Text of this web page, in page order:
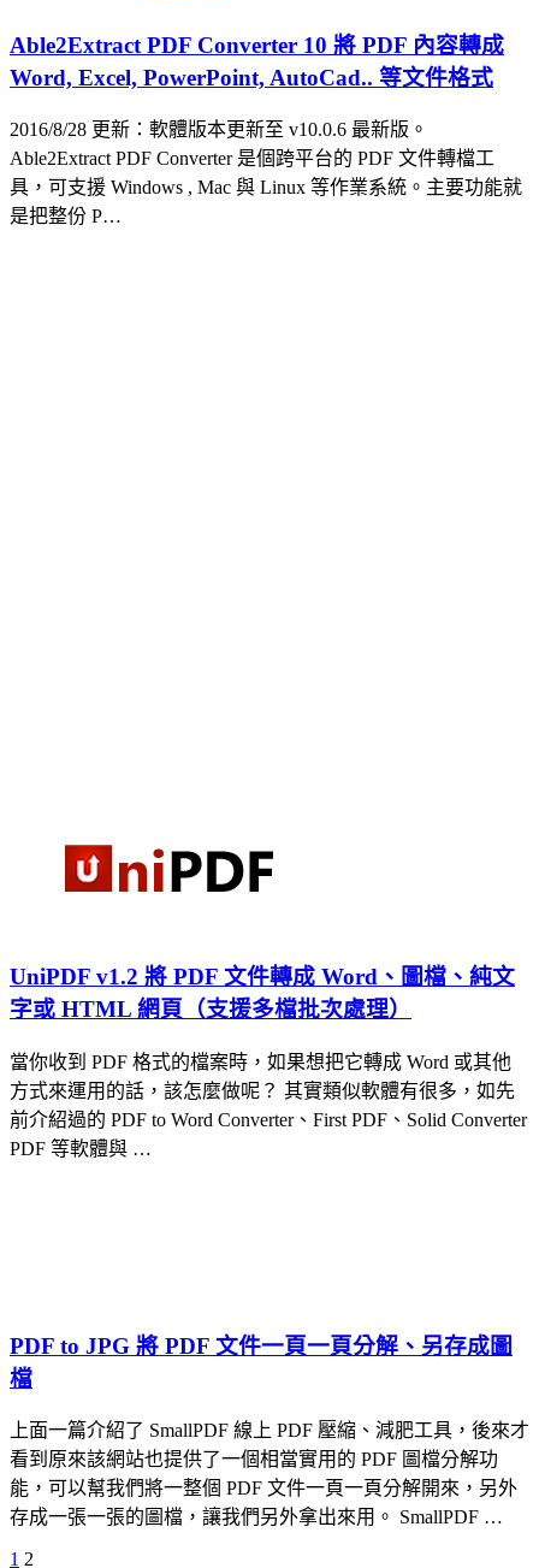
Able2Extract PDF Converter 10 將 PDF 內容轉成
Word, Excel, PowerPoint, AutoCad.. 等文件格式
2016/8/28 更新：軟體版本更新至 v10.0.6 最新版。
Able2Extract PDF Converter 是個跨平台的 PDF 文件轉檔工
具，可支援 Windows , Mac 與 Linux 等作業系統。主要功能就
是把整份 P…
UniPDF v1.2 將 PDF 文件轉成 Word、圖檔、純文
字或 HTML 網頁（支援多檔批次處理）
當你收到 PDF 格式的檔案時，如果想把它轉成 Word 或其他
方式來運用的話，該怎麼做呢？ 其實類似軟體有很多，如先
前介紹過的 PDF to Word Converter、First PDF、Solid Converter
PDF 等軟體與 …
PDF to JPG 將 PDF 文件一頁一頁分解、另存成圖
檔
上面一篇介紹了 SmallPDF 線上 PDF 壓縮、減肥工具，後來才
看到原來該網站也提供了一個相當實用的 PDF 圖檔分解功
能，可以幫我們將一整個 PDF 文件一頁一頁分解開來，另外
存成一張一張的圖檔，讓我們另外拿出來用。 SmallPDF …
Previous
Page
1 Page
2